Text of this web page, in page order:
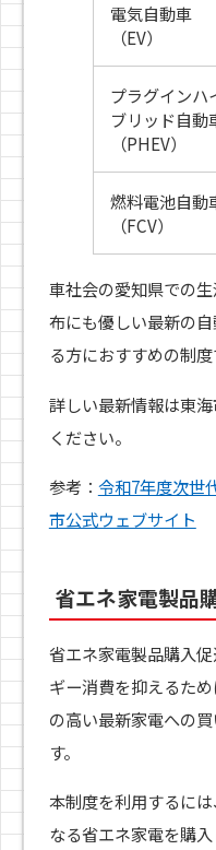
電気自動車
（EV）
プラグインハ
ブリッド自動
（PHEV）
燃料電池自動
（FCV）
車社会の愛知県での
布にも優しい最新の
る方におすすめの制度
詳しい最新情報は東
ください。
参考： 令和7年度次世
市公式ウェブサイト
省エネ家電製品
省エネ家電製品購入
ギー消費を抑えるた
の高い最新家電への
す。
本制度を利用するに
なる省エネ家電を購